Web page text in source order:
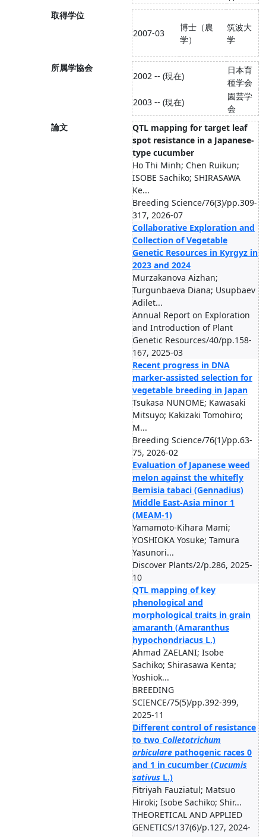
取得学位
2007-03
博士（農
学）
筑波大
学
所属学協会
2002 -- (現在)
日本育
種学会
2003 -- (現在)
園芸学
会
論文
QTL mapping for target leaf
spot resistance in a Japanese-
type cucumber
Ho Thi Minh; Chen Ruikun;
ISOBE Sachiko; SHIRASAWA
Ke...
Breeding Science/76(3)/pp.309-
317, 2026-07
Collaborative Exploration and
Collection of Vegetable
Genetic Resources in Kyrgyz in
2023 and 2024
Murzakanova Aizhan;
Turgunbaeva Diana; Usupbaev
Adilet...
Annual Report on Exploration
and Introduction of Plant
Genetic Resources/40/pp.158-
167, 2025-03
Recent progress in DNA
marker-assisted selection for
vegetable breeding in Japan
Tsukasa NUNOME; Kawasaki
Mitsuyo; Kakizaki Tomohiro;
M...
Breeding Science/76(1)/pp.63-
75, 2026-02
Evaluation of Japanese weed
melon against the whitefly
Bemisia tabaci (Gennadius)
Middle East-Asia minor 1
(MEAM-1)
Yamamoto-Kihara Mami;
YOSHIOKA Yosuke; Tamura
Yasunori...
Discover Plants/2/p.286, 2025-
10
QTL mapping of key
phenological and
morphological traits in grain
amaranth (Amaranthus
hypochondriacus L.)
Ahmad ZAELANI; Isobe
Sachiko; Shirasawa Kenta;
Yoshiok...
BREEDING
SCIENCE/75(5)/pp.392-399,
2025-11
Different control of resistance
to two Colletotrichum
orbiculare pathogenic races 0
and 1 in cucumber (Cucumis
sativus L.)
Fitriyah Fauziatul; Matsuo
Hiroki; Isobe Sachiko; Shir...
THEORETICAL AND APPLIED
GENETICS/137(6)/p.127, 2024-